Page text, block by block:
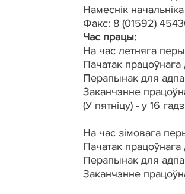
Намеснік
Факс: 8 (01592)
Час працы:
На час летняга
Пачатак працоўнага
Перапынак для
Заканчэнне
(У пятніцу) - у 16
На час зімовага
Пачатак працоўнага
Перапынак для
Заканчэнне